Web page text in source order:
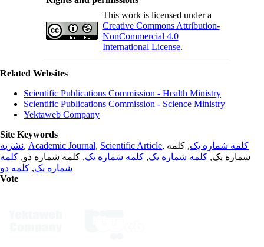
This work is licensed under a
Creative Commons Attribution-
NonCommercial 4.0
International License.
Related Websites
Scientific Publications Commission - Health Ministry
Scientific Publications Commission - Science Ministry
Yektaweb Company
Site Keywords
نشریه, Academic Journal, Scientific Article, کلمه شماره یک, کلمه
شماره یک, کلمه شماره یک, کلمه شماره یک, کلمه شماره دو, کلمه
شماره یک, کلمه دو
Vote